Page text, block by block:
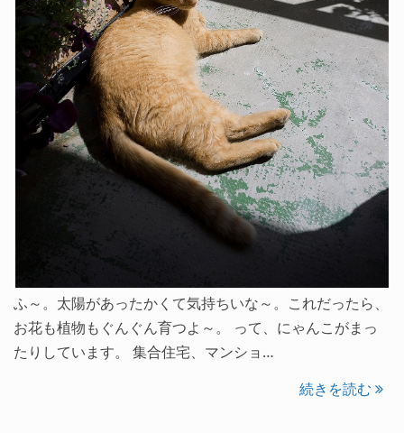
ふ～。太陽があったかくて気持ちいな～。これだったら、
お花も植物もぐんぐん育つよ～。 って、にゃんこがまっ
たりしています。 集合住宅、マンショ…
続きを読む